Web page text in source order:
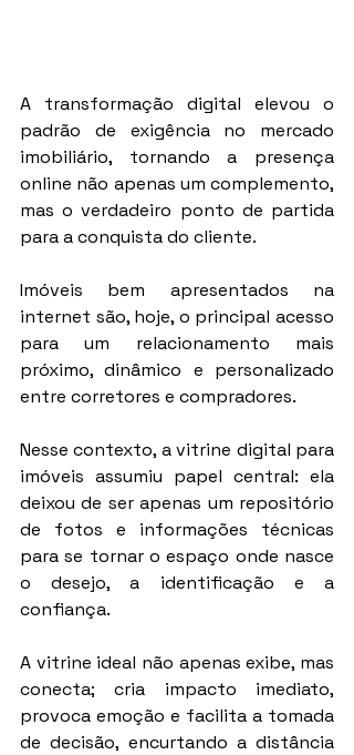
A transformação digital elevou o
padrão de exigência no mercado
imobiliário, tornando a presença
online não apenas um complemento,
mas o verdadeiro ponto de partida
para a conquista do cliente.
Imóveis bem apresentados na
internet são, hoje, o principal acesso
para um relacionamento mais
próximo, dinâmico e personalizado
entre corretores e compradores.
Nesse contexto, a vitrine digital para
imóveis assumiu papel central: ela
deixou de ser apenas um repositório
de fotos e informações técnicas
para se tornar o espaço onde nasce
o desejo, a identificação e a
confiança.
A vitrine ideal não apenas exibe, mas
conecta; cria impacto imediato,
provoca emoção e facilita a tomada
de decisão, encurtando a distância